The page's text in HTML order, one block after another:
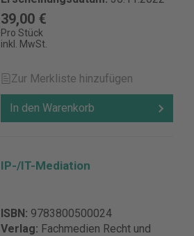
39,00 €
Pro Stück
inkl. MwSt.
Zur Merkliste hinzufügen
In den Warenkorb
IP-/IT-Mediation
ISBN: 9783800500024
Verlag: Fachmedien Recht und